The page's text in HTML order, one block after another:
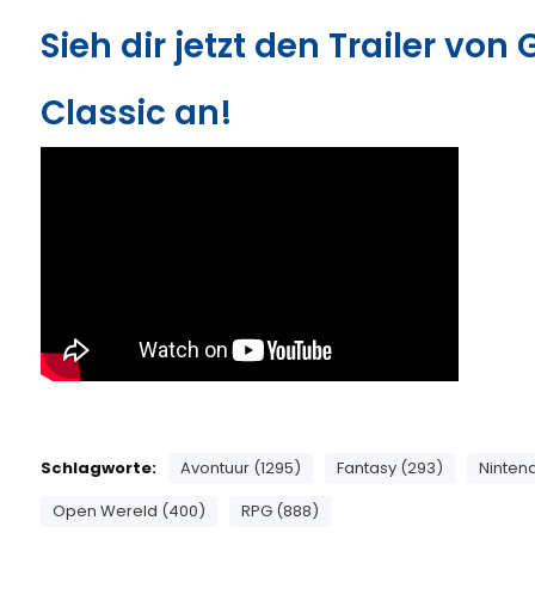
Sieh dir jetzt den Trailer von
Classic an!
Schlagworte: Avontuur (1295) Fantasy (293)
Open Wereld (400)
RPG (888)